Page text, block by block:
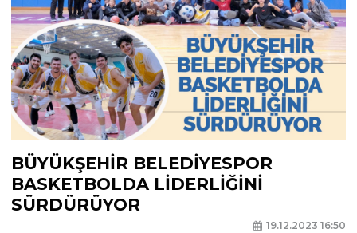
BÜYÜKŞEHİR BELEDİYESPOR
BASKETBOLDA LİDERLİĞİNİ
SÜRDÜRÜYOR
19.12.2023 16:50